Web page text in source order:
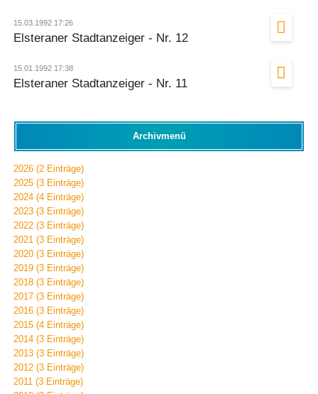
15.03.1992 17:26
Elsteraner Stadtanzeiger - Nr. 12
15.01.1992 17:38
Elsteraner Stadtanzeiger - Nr. 11
Archivmenü
2026 (2 Einträge)
2025 (3 Einträge)
2024 (4 Einträge)
2023 (3 Einträge)
2022 (3 Einträge)
2021 (3 Einträge)
2020 (3 Einträge)
2019 (3 Einträge)
2018 (3 Einträge)
2017 (3 Einträge)
2016 (3 Einträge)
2015 (4 Einträge)
2014 (3 Einträge)
2013 (3 Einträge)
2012 (3 Einträge)
2011 (3 Einträge)